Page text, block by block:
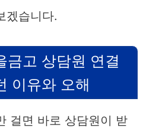
겠습니다.
금고 상담원 연결
이유와 오해
걸면 바로 상담원이 받